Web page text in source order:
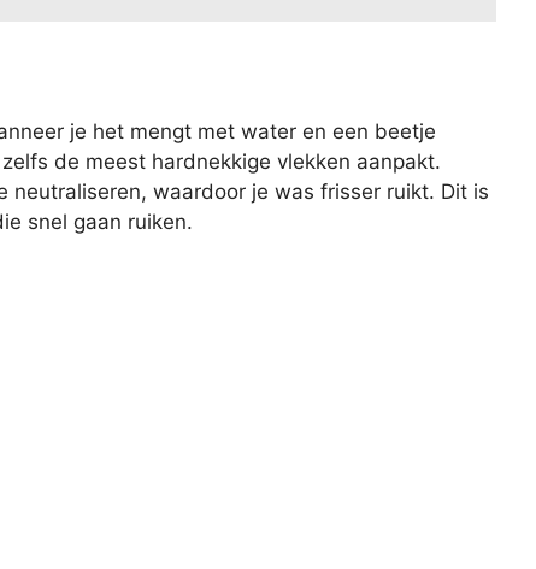
je het mengt met water en een beetje
de meest hardnekkige vlekken aanpakt.
waardoor je was frisser ruikt. Dit is
snel gaan ruiken.